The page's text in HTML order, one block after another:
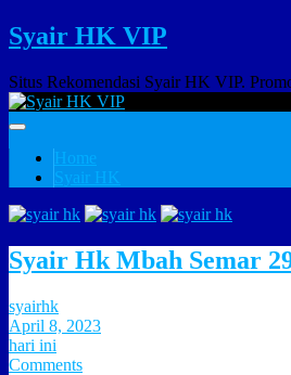
Syair HK VIP
Situs Rekomendasi Syair HK VIP.
Home
Syair HK
Syair Hk Mbah Semar
syairhk
April 8, 2023
hari ini
Comments